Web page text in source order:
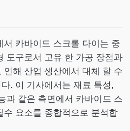
서 카바이드 스크롤 다이는 중
도구로서 고유 한 가공 장점과
인해 산업 생산에서 대체 할 수
. 이 기사에서는 재료 특성,
과 같은 측면에서 카바이드 스
수 요소를 종합적으로 분석합